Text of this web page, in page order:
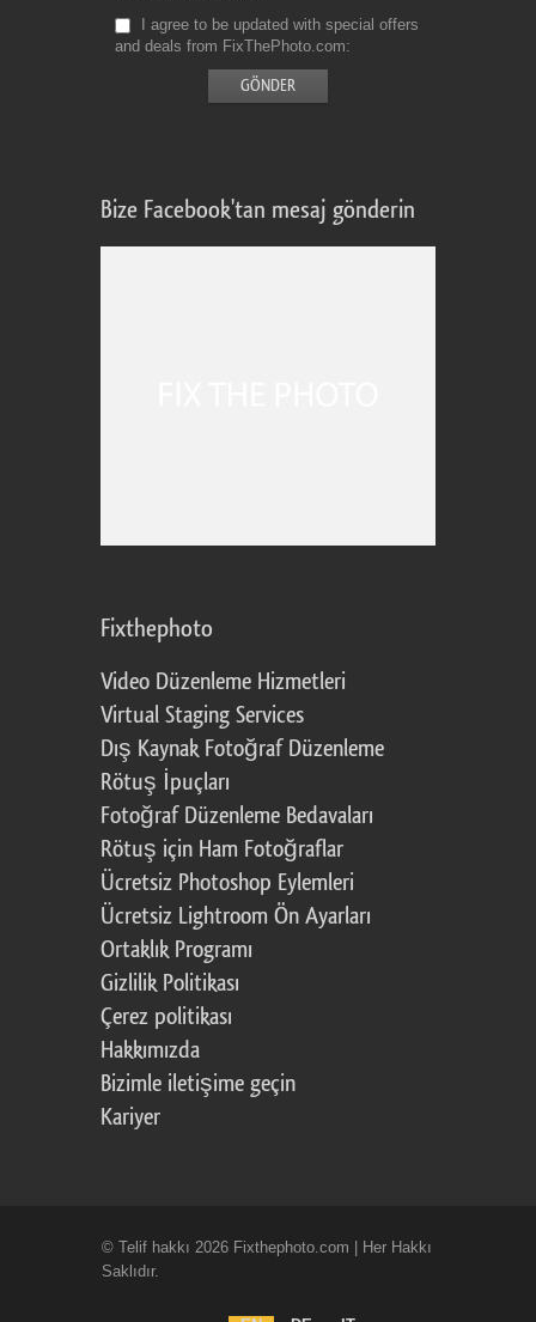
I agree to be updated with special offers
and deals from FixThePhoto.com
Bize Facebook'tan mesaj gönderin
Fixthephoto
Video Düzenleme Hizmetleri
Virtual Staging Services
Dış Kaynak Fotoğraf Düzenleme
Rötuş İpuçları
Fotoğraf Düzenleme Bedavaları
Rötuş için Ham Fotoğraflar
Ücretsiz Photoshop Eylemleri
Ücretsiz Lightroom Ön Ayarları
Ortaklık Programı
Gizlilik Politikası
Çerez politikası
Hakkımızda
Bizimle iletişime geçin
Kariyer
© Telif hakkı 2026 Fixthephoto.com | Her Hakkı
Saklıdır.